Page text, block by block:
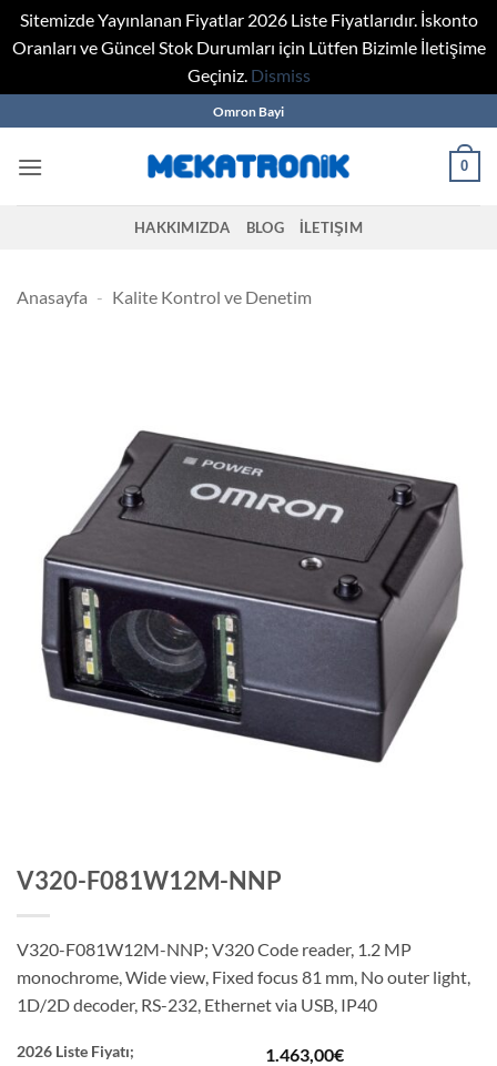
Sitemizde Yayınlanan Fiyatlar 2026 Liste Fiyatlarıdır. İskonto
Oranları ve Güncel Stok Durumları için Lütfen Bizimle İletişime
Geçiniz. Dismiss
to
content
Omron Bayi
0
HAKKIMIZDA BLOG İLETIŞIM
Anasayfa - Kalite Kontrol ve Denetim
V320-F081W12M-NNP
V320-F081W12M-NNP; V320 Code reader, 1.2 MP
monochrome, Wide view, Fixed focus 81 mm, No outer light,
1D/2D decoder, RS-232, Ethernet via USB, IP40
2026 Liste Fiyatı; 1.463,00€